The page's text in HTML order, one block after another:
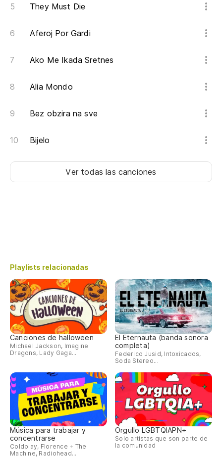
They Must Die
Aferoj Por Gardi
Ako Me Ikada Sretnes
Alia Mondo
Bez obzira na sve
Bijelo
Ver todas las canciones
Playlists relacionadas
Canciones de halloween
Michael Jackson, Imagine
Dragons, Lady Gaga...
El Eternauta (banda sonora
completa)
Federico Jusid, Intoxicados,
Soda Stereo...
Música para trabajar y
concentrarse
Coldplay, Florence + The
Machine, Radiohead...
Orgullo LGBTQIAPN+
Solo artistas que son parte de
la comunidad